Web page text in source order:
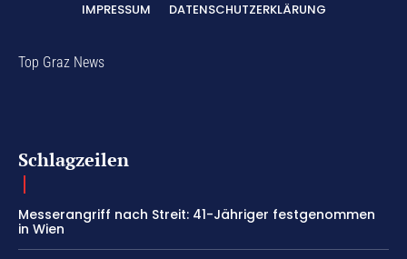
IMPRESSUM DATENSCHUTZERKLÄRUNG
Top Graz News
Schlagzeilen
Messerangriff nach Streit: 41-Jähriger festgenommen
in Wien